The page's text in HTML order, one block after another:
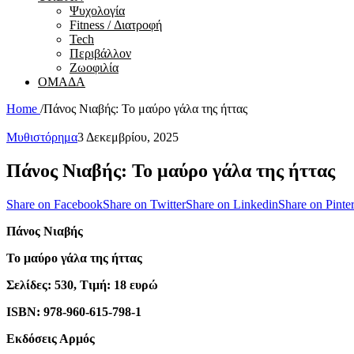
Ψυχολογία
Fitness / Διατροφή
Tech
Περιβάλλον
Ζωοφιλία
ΟΜΑΔΑ
Home /Πάνος Νιαβής: Το μαύρο γάλα της ήττας
Μυθιστόρημα3 Δεκεμβρίου, 2025
Πάνος Νιαβής: Το μαύρο γάλα της ήττας
Share on FacebookShare on TwitterShare on LinkedinShare on
Πάνος Νιαβής
Το μαύρο γάλα της ήττας
Σελίδες: 530, Τιμή: 18 ευρώ
ISBN: 978-960-615-798-1
Εκδόσεις Αρμός